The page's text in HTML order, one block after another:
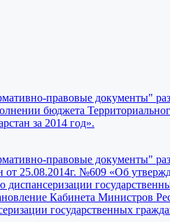
правовые документы"
бюджета
за 2014 год».
правовые документы"
25.08.2014г. №609 «Об
диспансеризации
Кабинета Министров
государственных